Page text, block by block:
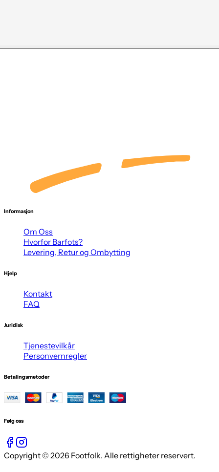
Informasjon
Om Oss
Hvorfor Barfots?
Levering, Retur og Ombytting
Hjelp
Kontakt
FAQ
Juridisk
Tjenestevilkår
Personvernregler
Betalingsmetoder
Følg oss
Copyright © 2026 Footfolk. Alle rettigheter reservert.